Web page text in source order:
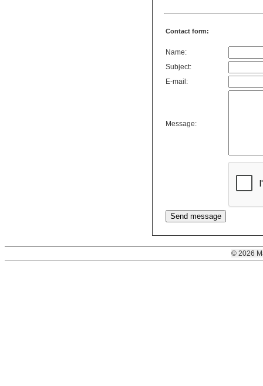
Contact form:
Name:
Subject:
E-mail:
Message:
© 2026